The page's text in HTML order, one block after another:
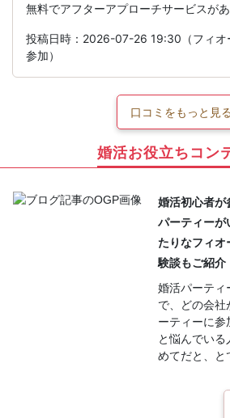
無料でアフターアプローチサービスがあ
投稿日時：2026-07-26 19:30（フィオ
参加）
口コミをもっと見る
婚活お役立ちコン
婚活初心者が
パーティーが
たりなフィオ
験談もご紹介
婚活パーティ
で、どの会
ーティーに参
と悩んでい
めてだと、と